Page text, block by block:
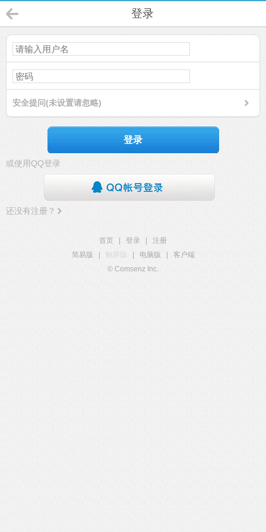
登录
安全提问(未设置请忽略)
登录
或使用QQ登录
还没有注册？
首页 登录
注册
简易版
触屏版 电脑版
客户端
© Comsenz Inc.